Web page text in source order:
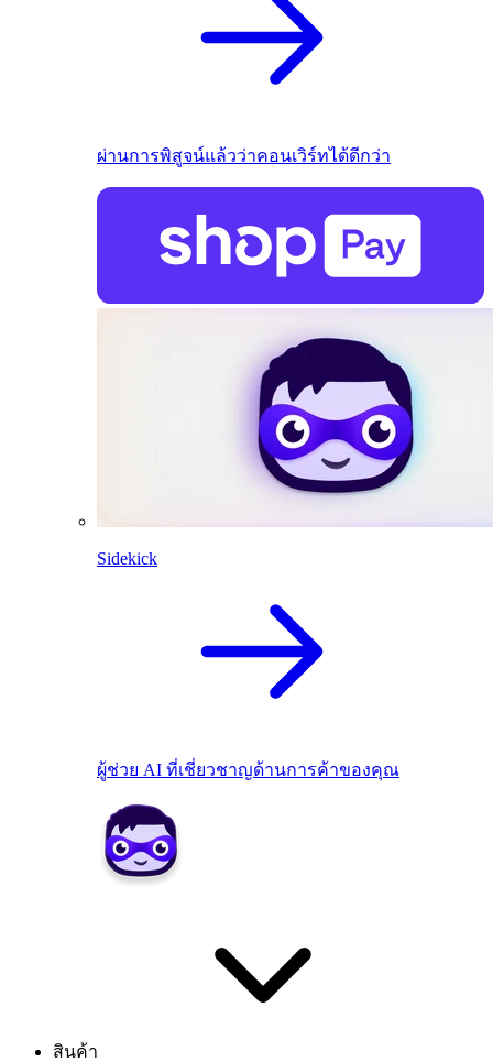
ผ่านการพิสูจน์แล้วว่าคอนเวิร์ทได้ดีกว่า
Sidekick
ผู้ช่วย AI ที่เชี่ยวชาญด้านการค้าของคุณ
สินค้า